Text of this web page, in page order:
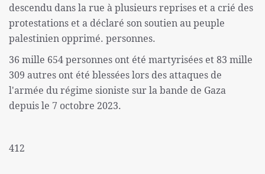
descendu dans la rue à plusieurs reprises et a crié des
protestations et a déclaré son soutien au peuple
palestinien opprimé. personnes.
36 mille 654 personnes ont été martyrisées et 83 mille
309 autres ont été blessées lors des attaques de
l'armée du régime sioniste sur la bande de Gaza
depuis le 7 octobre 2023.
412